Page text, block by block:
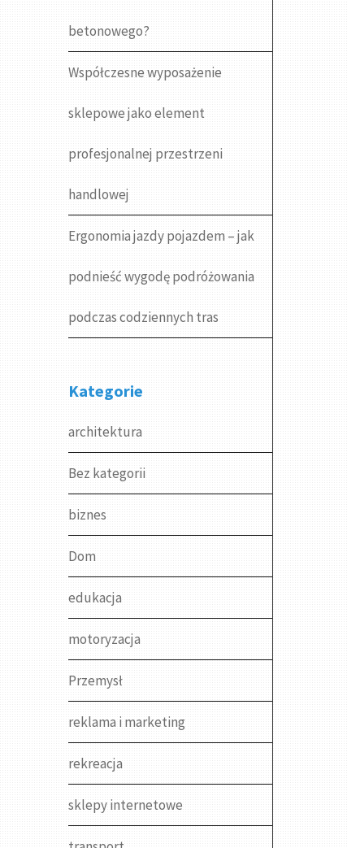
betonowego?
Współczesne wyposażenie
sklepowe jako element
profesjonalnej przestrzeni
handlowej
Ergonomia jazdy pojazdem – jak
podnieść wygodę podróżowania
podczas codziennych tras
Kategorie
architektura
Bez kategorii
biznes
Dom
edukacja
motoryzacja
Przemysł
reklama i marketing
rekreacja
sklepy internetowe